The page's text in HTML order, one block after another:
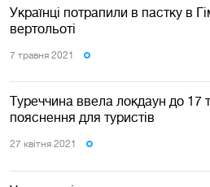
Українці потрапили в пастку в
вертольоті
7 травня 2021
Туреччина ввела локдаун до 17
пояснення для туристів
27 квiтня 2021